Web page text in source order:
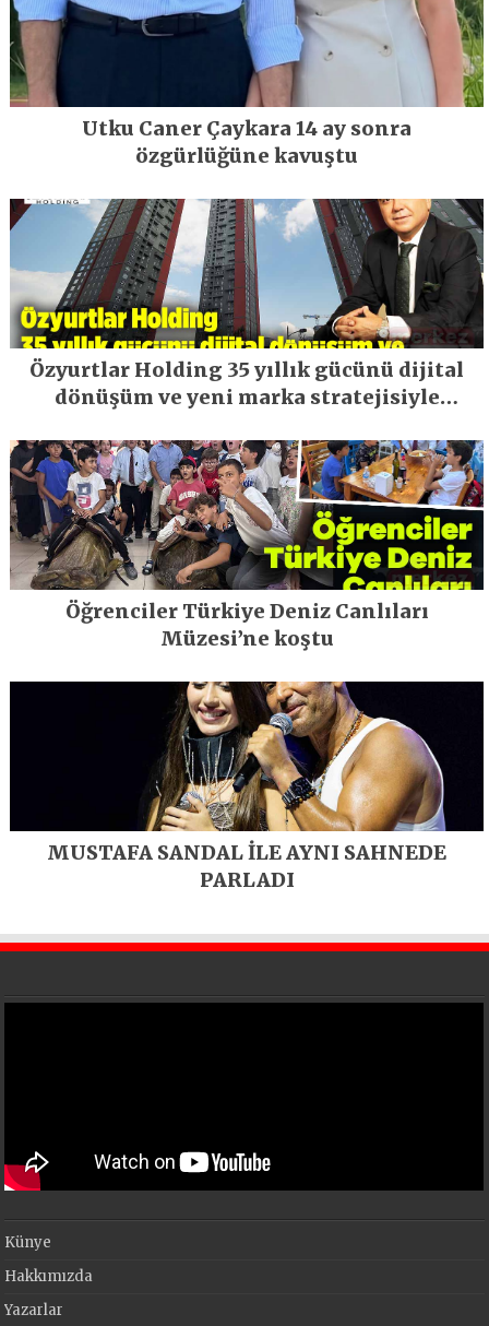
Utku Caner Çaykara 14 ay sonra
özgürlüğüne kavuştu
Özyurtlar Holding 35 yıllık gücünü dijital
dönüşüm ve yeni marka stratejisiyle
Öğrenciler Türkiye Deniz Canlıları
Müzesi’ne koştu
MUSTAFA SANDAL İLE AYNI SAHNEDE
PARLADI
Künye
Hakkımızda
Yazarlar